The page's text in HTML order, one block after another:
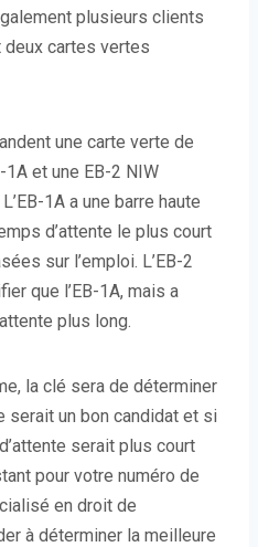
plusieurs clients
cartes vertes
une carte verte de
et une EB-2 NIW
1A a une barre haute
d’attente le plus court
sur l’emploi. L’EB-2
que l’EB-1A, mais a
plus long.
la clé sera de déterminer
serait un bon candidat et si
serait plus court
pour votre numéro de
en droit de
à déterminer la meilleure